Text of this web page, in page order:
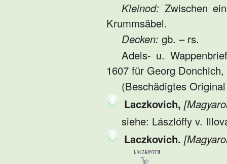
Kleinod: Zwischen
Krummsäbel.
Decken: gb. – rs.
Adels- u.
1607 für Georg
(Beschädigtes
Laczkovich,
siehe: Lászlóffy v.
Laczkovich.